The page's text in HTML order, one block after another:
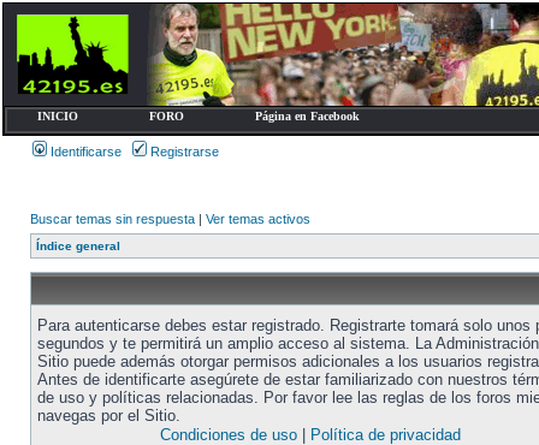
INICIO FORO Página en Facebook
Identificarse Registrarse
Buscar temas sin respuesta | Ver temas activos
Índice general
Para autenticarse debes estar registrado. Registrarte tomará solo unos
segundos y te permitirá un amplio acceso al sistema. La
Sitio puede además otorgar permisos adicionales a los usuarios
Antes de identificarte asegúrete de estar familiarizado con nuestros
de uso y políticas relacionadas. Por favor lee las reglas de los foros
navegas por el Sitio.
Condiciones de uso| Política de privacidad